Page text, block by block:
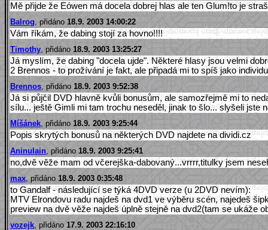
Mě přijde že Eówen má docela dobrej hlas ale ten Glum!to je
Balrog , přidáno 18.9. 2003 14:00:22
Vám říkám, že dabing stojí za hovno!!!!
Timothy , přidáno 18.9. 2003 13:25:27
Já myslím, že dabing "docela ujde". Některé hlasy jsou velmi
2 Brennos - to prožívání je fakt, ale připadá mi to spíš jako
Brennos , přidáno 18.9. 2003 9:52:38
Já si půjčil DVD hlavně kvůli bonusům, ale samozřejmě mi to
sílu... ještě Gimli mi tam trochu neseděl, jinak to šlo... slyšeli
Míšánek , přidáno 18.9. 2003 9:25:44
Popis skrytých bonusů na některých DVD najdete na dividi.cz
Aninulain , přidáno 18.9. 2003 9:25:41
no,dvě věže mam od včerejška-dabovaný...vrrrr,titulky jsem
max , přidáno 18.9. 2003 0:35:48
to Gandalf - následující se týká 4DVD verze (u 2DVD nevím):
MTV Elrondovu radu najdeš na dvd1 ve výběru scén, najedeš
preview na dvě věže najdeš úplně stejně na dvd2(tam se ukáže
vozejk , přidáno 17.9. 2003 22:16:10